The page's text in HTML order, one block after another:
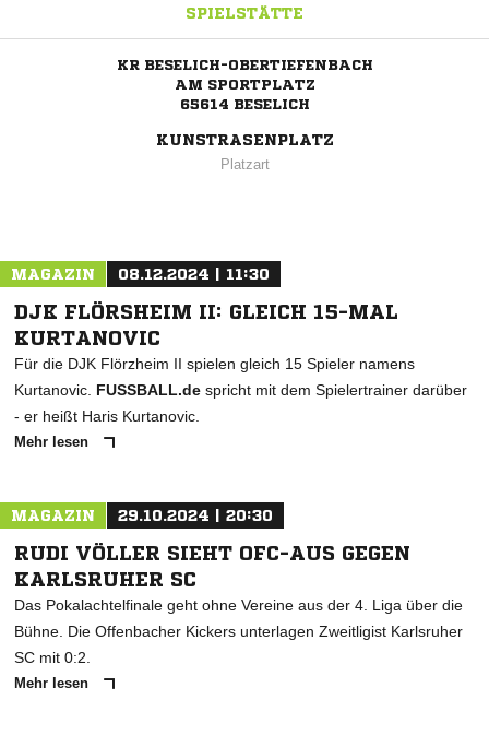
SPIELSTÄTTE
KR BESELICH-OBERTIEFENBACH
AM SPORTPLATZ
65614 BESELICH
KUNSTRASENPLATZ
Platzart
MAGAZIN 08.12.2024 | 11:30
DJK FLÖRSHEIM II: GLEICH 15-MAL
KURTANOVIC
Für die DJK Flörzheim II spielen gleich 15 Spieler namens
Kurtanovic. FUSSBALL.de spricht mit dem Spielertrainer darüber
- er heißt Haris Kurtanovic.
Mehr lesen
MAGAZIN 29.10.2024 | 20:30
RUDI VÖLLER SIEHT OFC-AUS GEGEN
KARLSRUHER SC
Das Pokalachtelfinale geht ohne Vereine aus der 4. Liga über die
Bühne. Die Offenbacher Kickers unterlagen Zweitligist Karlsruher
SC mit 0:2.
Mehr lesen